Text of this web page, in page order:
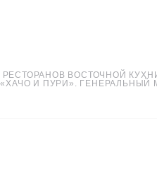
ВОСТОЧНОЙ
И ПУРИ». ГЕНЕРАЛЬНЫЙ